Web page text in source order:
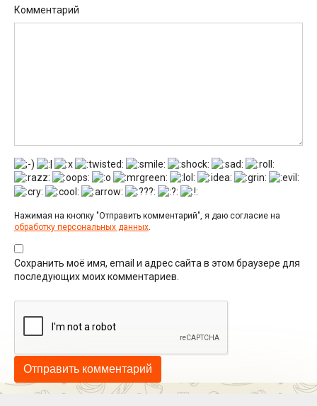
Комментарий
Нажимая на кнопку "Отправить комментарий", я даю согласие на
обработку персональных данных.
Сохранить моё имя, email и адрес сайта в этом браузере для
последующих моих комментариев.